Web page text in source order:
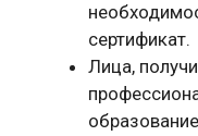
сертификат.
Лица,